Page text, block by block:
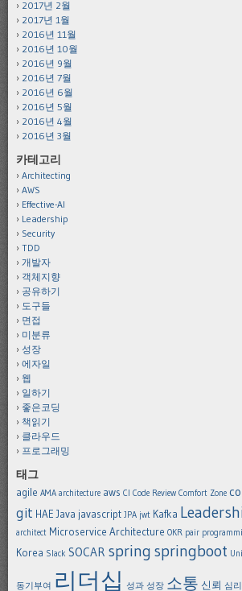
2017년 2월
2017년 1월
2016년 11월
2016년 10월
2016년 9월
2016년 7월
2016년 6월
2016년 5월
2016년 4월
2016년 3월
카테고리
Architecting
AWS
Effective-AI
Leadership
Security
TDD
개발자
객체지향
공유하기
도구들
면접
미분류
성장
에자일
웹
일하기
좋은코딩
책읽기
클라우드
프로그래밍
태그
agile AMA architecture aws CI Code Review Comfort Zone
git HAE Java javascript JPA jwt Kafka
architect Microservice Architecture OKR pair
Korea Slack SOCAR spring springboot
동기부여 리더십 성과 성장 소통 신뢰 심